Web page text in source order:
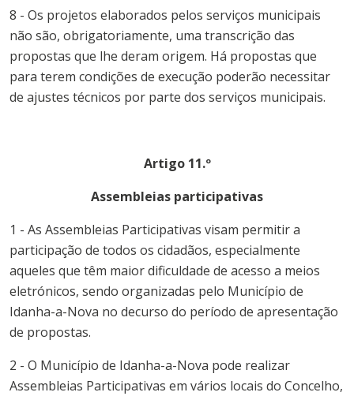
8 - Os projetos elaborados pelos serviços municipais
não são, obrigatoriamente, uma transcrição das
propostas que lhe deram origem. Há propostas que
para terem condições de execução poderão necessitar
de ajustes técnicos por parte dos serviços municipais.
Artigo 11.º
Assembleias participativas
1 - As Assembleias Participativas visam permitir a
participação de todos os cidadãos, especialmente
aqueles que têm maior dificuldade de acesso a meios
eletrónicos, sendo organizadas pelo Município de
Idanha-a-Nova no decurso do período de apresentação
de propostas.
2 - O Município de Idanha-a-Nova pode realizar
Assembleias Participativas em vários locais do Concelho,